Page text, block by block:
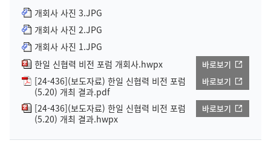
개회사 사진 3.JPG
개회사 사진 2.JPG
개회사 사진 1.JPG
한일 신협력 비전 포럼 개회사.hwpx
바로보기
[24-436](보도자료) 한일 신협력 비전 포럼
(5.20) 개최 결과.pdf
바로보기
[24-436](보도자료) 한일 신협력 비전 포럼
(5.20) 개최 결과.hwpx
바로보기